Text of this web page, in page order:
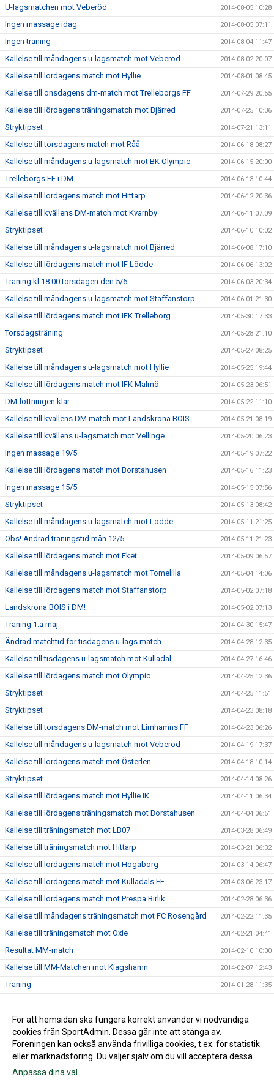
U-lagsmatchen mot Veberöd 2014-08-05 10:28
Ingen massage idag 2014-08-05 07:11
Ingen träning 2014-08-04 11:47
Kallelse till måndagens u-lagsmatch mot Veberöd 2014-08-02 20:07
Kallelse till lördagens match mot Hyllie 2014-08-01 08:45
Kallelse till onsdagens dm-match mot Trelleborgs FF 2014-07-29 20:55
Kallelse till lördagens träningsmatch mot Bjärred 2014-07-25 10:36
Stryktipset 2014-07-21 13:11
Kallelse till torsdagens match mot Råå 2014-06-18 08:27
Kallelse till måndagens u-lagsmatch mot BK Olympic 2014-06-15 20:00
Trelleborgs FF i DM 2014-06-13 10:44
Kallelse till lördagens match mot Hittarp 2014-06-12 20:36
Kallelse till kvällens DM-match mot Kvarnby 2014-06-11 07:09
Stryktipset 2014-06-10 10:02
Kallelse till måndagens u-lagsmatch mot Bjärred 2014-06-08 17:10
Kallelse till lördagens match mot IF Lödde 2014-06-06 13:02
Träning kl 18:00 torsdagen den 5/6 2014-06-03 20:34
Kallelse till måndagens u-lagsmatch mot Staffanstorp 2014-06-01 21:30
Kallelse till lördagens match mot IFK Trelleborg 2014-05-30 17:33
Torsdagsträning 2014-05-28 21:10
Stryktipset 2014-05-27 08:25
Kallelse till måndagens u-lagsmatch mot Hyllie 2014-05-25 19:44
Kallelse till lördagens match mot IFK Malmö 2014-05-23 06:51
DM-lottningen klar 2014-05-22 11:10
Kallelse till kvällens DM match mot Landskrona BOIS 2014-05-21 08:19
Kallelse till kvällens u-lagsmatch mot Vellinge 2014-05-20 06:23
Ingen massage 19/5 2014-05-19 07:22
Kallelse till lördagens match mot Borstahusen 2014-05-16 11:23
Ingen massage 15/5 2014-05-15 07:56
Stryktipset 2014-05-13 08:42
Kallelse till måndagens u-lagsmatch mot Lödde 2014-05-11 21:25
Obs! Ändrad träningstid mån 12/5 2014-05-11 21:23
Kallelse till lördagens match mot Eket 2014-05-09 06:57
Kallelse till måndagens u-lagsmatch mot Tomelilla 2014-05-04 14:06
Kallelse till lördagens match mot Staffanstorp 2014-05-02 07:18
Landskrona BOIS i DM! 2014-05-02 07:13
Träning 1:a maj 2014-04-30 15:47
Ändrad matchtid för tisdagens u-lags match 2014-04-28 12:35
Kallelse till tisdagens u-lagsmatch mot Kulladal 2014-04-27 16:46
Kallelse till lördagens match mot Olympic 2014-04-25 12:36
Stryktipset 2014-04-25 11:51
Stryktipset 2014-04-23 08:18
Kallelse till torsdagens DM-match mot Limhamns FF 2014-04-23 06:26
Kallelse till måndagens u-lagsmatch mot Veberöd 2014-04-19 17:37
Kallelse till lördagens match mot Österlen 2014-04-18 10:14
Stryktipset 2014-04-14 08:26
Kallelse till lördagens match mot Hyllie IK 2014-04-11 06:34
Kallelse till lördagens träningsmatch mot Borstahusen 2014-04-04 06:51
Kallelse till träningsmatch mot LB07 2014-03-28 06:49
Kallelse till träningsmatch mot Hittarp 2014-03-21 06:32
Kallelse till lördagens match mot Högaborg 2014-03-14 06:47
Kallelse till lördagens match mot Kulladals FF 2014-03-06 23:17
Kallelse till lördagens match mot Prespa Birlik 2014-02-28 06:36
Kallelse till måndagens träningsmatch mot FC Rosengård 2014-02-22 11:35
Kallelse till träningsmatch mot Oxie 2014-02-21 04:41
Resultat MM-match 2014-02-10 10:00
Kallelse till MM-Matchen mot Klagshamn 2014-02-07 12:43
Träning 2014-01-28 11:35
Lördagsträningen är inställd 2014-01-17 20:19
2014-01-14 14:02
För att hemsidan ska fungera korrekt använder vi nödvändiga
cookies från SportAdmin. Dessa går inte att stänga av.
Föreningen kan också använda frivilliga cookies, t.ex. för statistik
eller marknadsföring. Du väljer själv om du vill acceptera dessa.
Anpassa dina val